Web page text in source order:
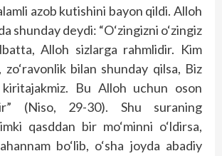
azob kutishini bayon qildi. Alloh
shunday deydi: “O‘zingizni o‘zingiz
Alloh sizlarga rahmlidir. Kim
zo‘ravonlik bilan shunday qilsa, Biz
kiritajakmiz. Bu Alloh uchun oson
(Niso, 29-30). Shu suraning
qasddan bir mo‘minni o‘ldirsa,
bo‘lib, o‘sha joyda abadiy